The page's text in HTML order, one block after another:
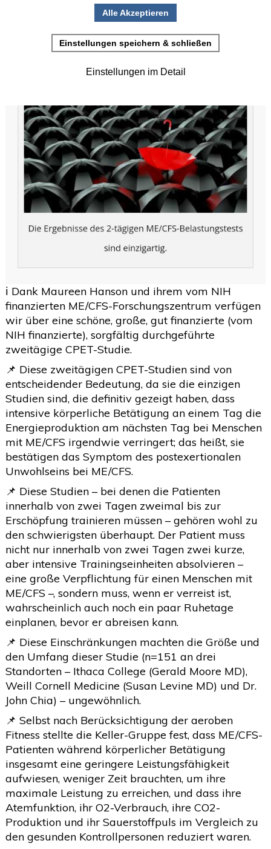
Einladung zur Studienteilnahme
März(1)
Februar(5)
Januar(4)
2025(72)
2024(153)
2023(18)
2021(468)
> 2020 (26)
>2019(45)
>2018(3)
>2017(4)
> 2016(1)
>2015(2)
Erstellt: 12. Juli 2024
ℹ️ Dank Maureen Hanson und ihrem vom NIH
finanzierten ME/CFS-Forschungszentrum verfügen
wir über eine schöne, große, gut finanzierte (vom
NIH finanzierte), sorgfältig durchgeführte
zweitägige CPET-Studie.
📌 Diese zweitägigen CPET-Studien sind von
entscheidender Bedeutung, da sie die einzigen
Studien sind, die definitiv gezeigt haben, dass
intensive körperliche Betätigung an einem Tag die
Energieproduktion am nächsten Tag bei Menschen
mit ME/CFS irgendwie verringert; das heißt, sie
bestätigen das Symptom des postexertionalen
Unwohlseins bei ME/CFS.
📌 Diese Studien – bei denen die Patienten
innerhalb von zwei Tagen zweimal bis zur
Erschöpfung trainieren müssen – gehören wohl zu
den schwierigsten überhaupt. Der Patient muss
nicht nur innerhalb von zwei Tagen zwei kurze,
aber intensive Trainingseinheiten absolvieren –
eine große Verpflichtung für einen Menschen mit
ME/CFS –, sondern muss, wenn er verreist ist,
wahrscheinlich auch noch ein paar Ruhetage
einplanen, bevor er abreisen kann.
📌 Diese Einschränkungen machten die Größe und
den Umfang dieser Studie (n=151 an drei
Standorten – Ithaca College (Gerald Moore MD),
Weill Cornell Medicine (Susan Levine MD) und Dr.
John Chia) – ungewöhnlich.
📌 Selbst nach Berücksichtigung der aeroben
Fitness stellte die Keller-Gruppe fest, dass ME/CFS-
Patienten während körperlicher Betätigung
insgesamt eine geringere Leistungsfähigkeit
aufwiesen, weniger Zeit brauchten, um ihre
maximale Leistung zu erreichen, und dass ihre
Atemfunktion, ihr O2-Verbrauch, ihre CO2-
Produktion und ihr Sauerstoffpuls im Vergleich zu
den gesunden Kontrollpersonen reduziert waren.